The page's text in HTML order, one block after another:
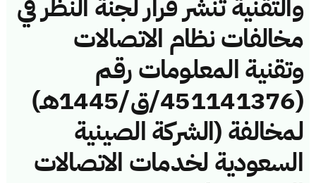
مخالفات نظام الاتصالات
وتقنية المعلومات رقم
(451141376/ق/1445هـ)
لمخالفة (الشركة الصينية
السعودية لخدمات الاتصالات